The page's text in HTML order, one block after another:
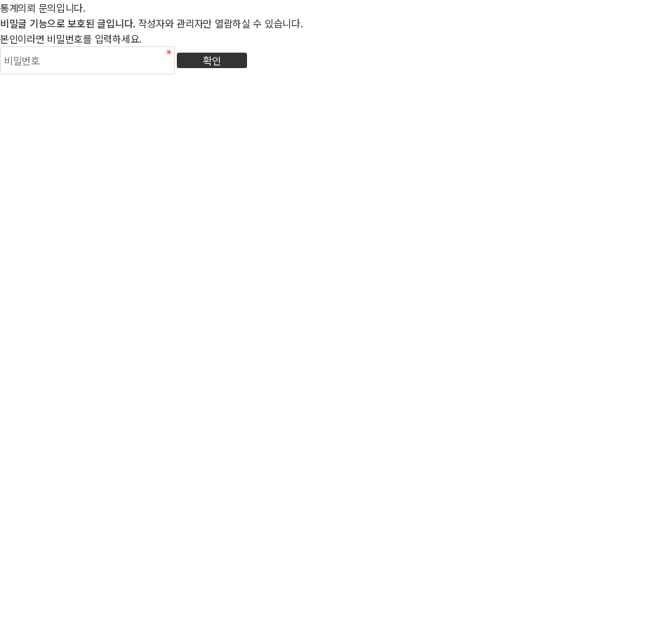
통계의뢰 문의입니다.
비밀글 기능으로 보호된 글입니다. 작성자와 관리자만 열람하실 수 있습니다.
본인이라면 비밀번호를 입력하세요.